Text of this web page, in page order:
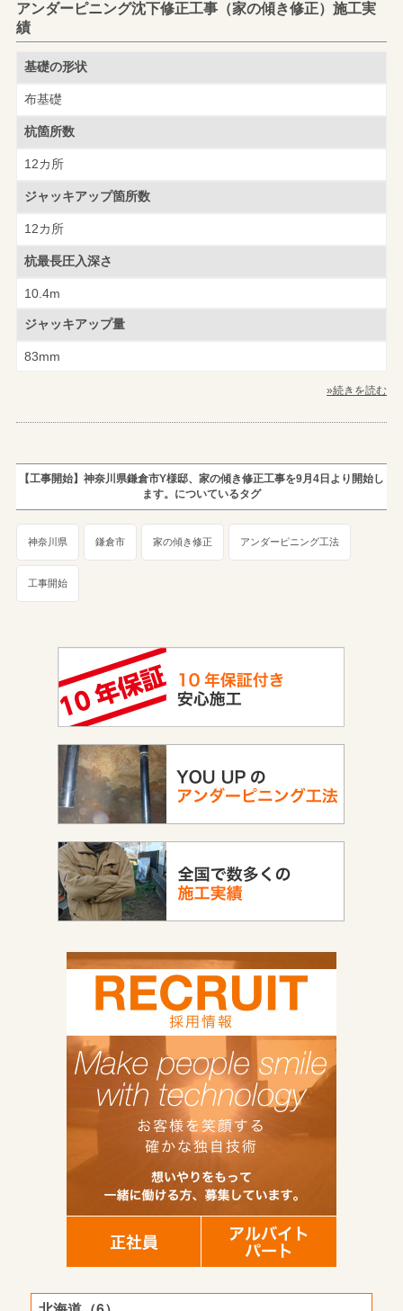
アンダーピニング沈下修正工事（家の傾き修正）施工実
績
基礎の形状
布基礎
杭箇所数
12カ所
ジャッキアップ箇所数
12カ所
杭最長圧入深さ
10.4m
ジャッキアップ量
83mm
»続きを読む
【工事開始】神奈川県鎌倉市Y様邸、家の傾き修正工事を9月4日より開始し
ます。についているタグ
神奈川県 鎌倉市 家の傾き修正 アンダーピニング工法
工事開始